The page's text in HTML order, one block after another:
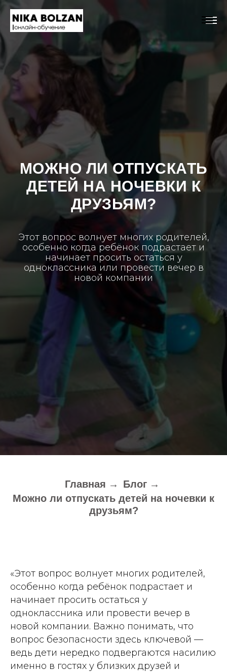
МОЖНО ЛИ ОТПУСКАТЬ
ДЕТЕЙ НА НОЧЕВКИ К
ДРУЗЬЯМ?
Этот вопрос волнует многих родителей,
особенно когда ребёнок подрастает и
начинает просить остаться у
одноклассника или провести вечер в
новой компании
Главная → Блог →
Можно ли отпускать детей на ночевки к
друзьям?
«Этот вопрос волнует многих родителей,
особенно когда ребёнок подрастает и
начинает просить остаться у
одноклассника или провести вечер в
новой компании. Важно понимать, что
вопрос безопасности здесь ключевой —
ведь дети нередко подвергаются насилию
именно в гостях у близких друзей и